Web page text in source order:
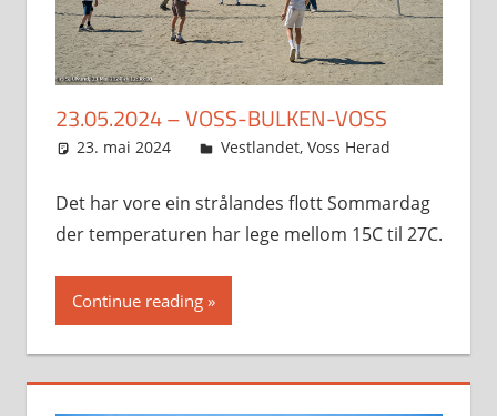
23.05.2024 – VOSS-BULKEN-VOSS
23. mai 2024 Svein
Vestlandet, Voss Herad
Det har vore ein strålandes flott Sommardag
der temperaturen har lege mellom 15C til 27C.
Continue reading